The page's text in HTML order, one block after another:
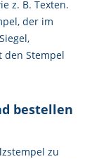
z. B. Texten.
der im
den Stempel
bestellen
zu